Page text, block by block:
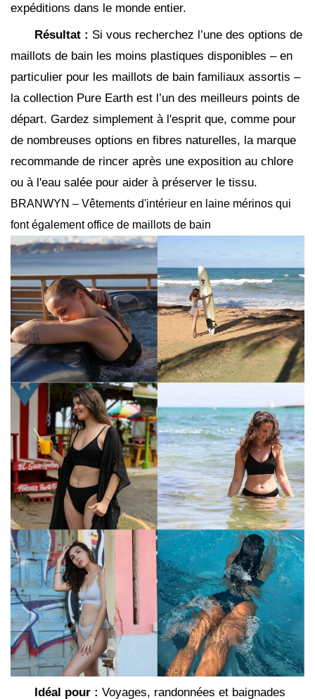
expéditions dans le monde entier.
Résultat : Si vous recherchez l’une des options de
maillots de bain les moins plastiques disponibles – en
particulier pour les maillots de bain familiaux assortis –
la collection Pure Earth est l’un des meilleurs points de
départ. Gardez simplement à l'esprit que, comme pour
de nombreuses options en fibres naturelles, la marque
recommande de rincer après une exposition au chlore
ou à l'eau salée pour aider à préserver le tissu.
BRANWYN – Vêtements d'intérieur en laine mérinos qui
font également office de maillots de bain
Idéal pour : Voyages, randonnées et baignades